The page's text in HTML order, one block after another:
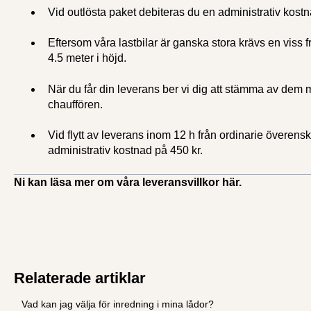
Vid outlösta paket debiteras du en administrativ
Eftersom våra lastbilar är ganska stora krävs en viss
4.5 meter i höjd.
När du får din leverans ber vi dig att stämma av dem
chauffören.
Vid flytt av leverans inom 12 h från ordinarie
administrativ kostnad på 450 kr.
Ni kan läsa mer om våra leveransvillkor här.
Relaterade artiklar
Vad kan jag välja för inredning i mina lådor?